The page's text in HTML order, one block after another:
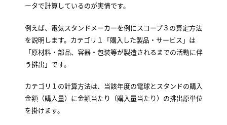
ータで計算しているのが実情です。
例えば、電気スタンドメーカーを例にスコープ３の算定方法
を説明します。カテゴリ１「購入した製品・サービス」は
「原材料・部品、容器・包装等が製造されるまでの活動に伴
う排出」です。
カテゴリ１の計算方法は、当該年度の電球とスタンドの購入
金額（購入量）に金額当たり（購入量当たり）の排出原単位
を掛けます。